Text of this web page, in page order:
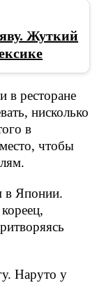
Жуткий
в ресторане
нисколько
в
чтобы
в Японии.
Наруто у